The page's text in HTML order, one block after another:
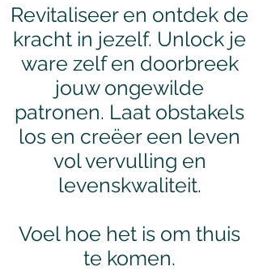
Revitaliseer en ontdek de
kracht in jezelf. Unlock je
ware zelf en doorbreek
jouw ongewilde
patronen. Laat obstakels
los en creëer een leven
vol vervulling en
levenskwaliteit.
Voel hoe het is om thuis
te komen.